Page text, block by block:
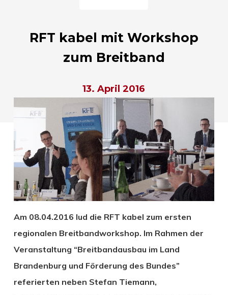
RFT kabel mit Workshop
zum Breitband
13. April 2016
Am 08.04.2016 lud die RFT kabel zum ersten
regionalen Breitbandworkshop. Im Rahmen der
Veranstaltung “Breitbandausbau im Land
Brandenburg und Förderung des Bundes”
referierten neben Stefan Tiemann,